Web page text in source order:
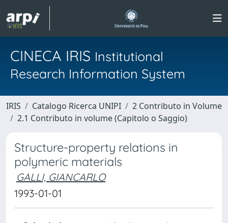
CINECA IRIS Institutional
Research Information System
IRIS Catalogo Ricerca UNIPI
2 Contributo in Volume
2.1 Contributo in volume (Capitolo o Saggio)
Structure-property relations in
polymeric materials
GALLI, GIANCARLO
1993-01-01